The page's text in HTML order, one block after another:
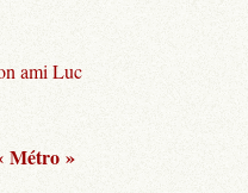
ami Luc
Métro »